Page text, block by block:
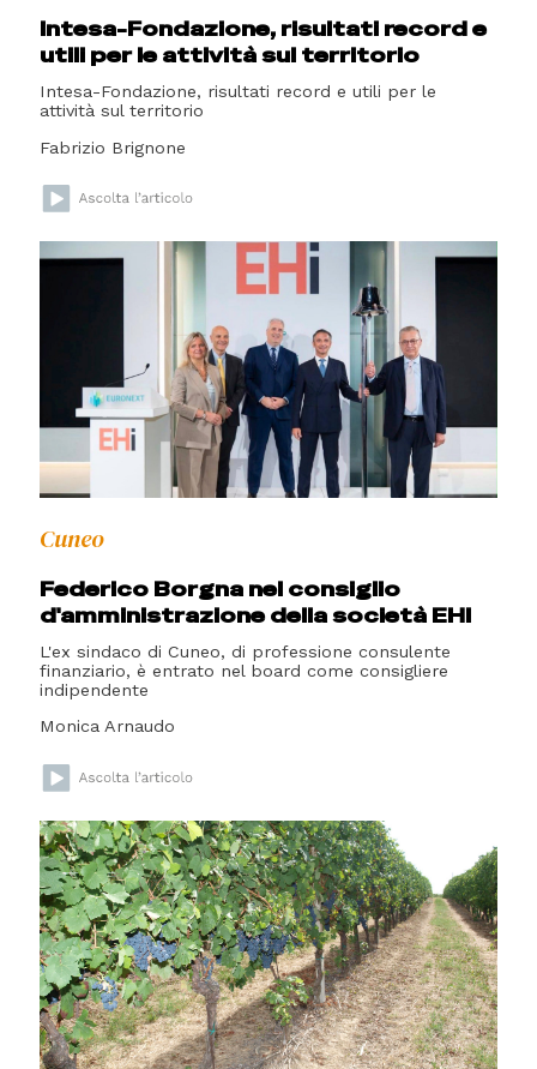
Intesa-Fondazione, risultati record e
utili per le attività sul territorio
Intesa-Fondazione, risultati record e utili per le
attività sul territorio
Fabrizio Brignone
Cuneo
Federico Borgna nel consiglio
d'amministrazione della società EHI
L'ex sindaco di Cuneo, di professione consulente
finanziario, è entrato nel board come consigliere
indipendente
Monica Arnaudo